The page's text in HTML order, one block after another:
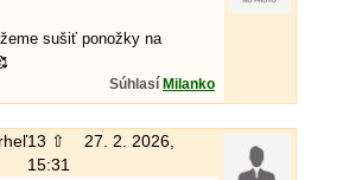
sušiť ponožky na
Súhlasí Milanko
13 ⇧
27. 2. 2026,
15:31